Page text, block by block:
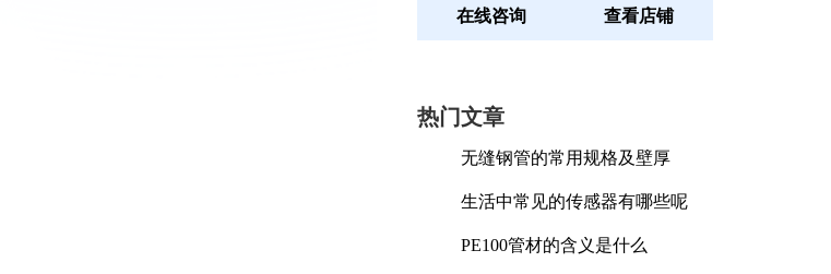
在线咨询 查看店铺
热门文章
无缝钢管的常用规格及壁厚
生活中常见的传感器有哪些呢
PE100管材的含义是什么